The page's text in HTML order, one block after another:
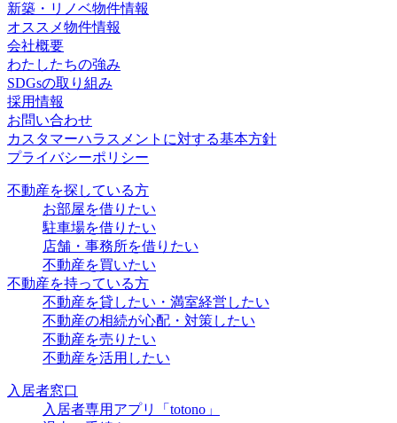
新築・リノベ物件情報
オススメ物件情報
会社概要
わたしたちの強み
SDGsの取り組み
採用情報
お問い合わせ
カスタマーハラスメントに対する基本方針
プライバシーポリシー
不動産を探している方
お部屋を借りたい
駐車場を借りたい
店舗・事務所を借りたい
不動産を買いたい
不動産を持っている方
不動産を貸したい・満室経営したい
不動産の相続が心配・対策したい
不動産を売りたい
不動産を活用したい
入居者窓口
入居者専用アプリ「totono」